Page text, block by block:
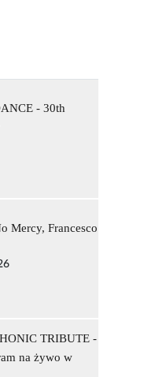
- 30th
Mercy, Francesco
TRIBUTE -
na żywo w